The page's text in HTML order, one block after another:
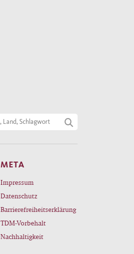
META
Impressum
Datenschutz
Barrierefreiheitserklärung
TDM-Vorbehalt
Nachhaltigkeit